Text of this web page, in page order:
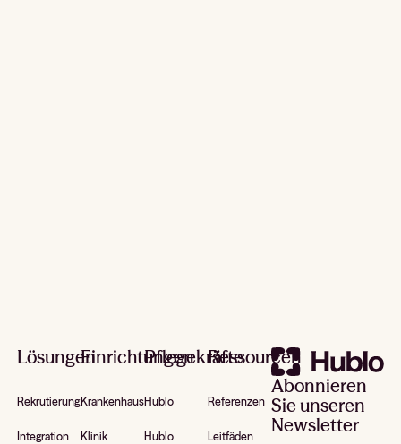
Lösungen
Rekrutierung
Integration
Einrichtungen
Krankenhaus
Klinik
Pflegekräfte
Hublo
Hublo
Ressourcen
Referenzen
Leitfäden
Abonnieren
Sie unseren
Newsletter